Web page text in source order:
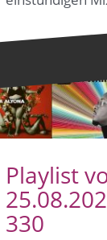
Playlist
330